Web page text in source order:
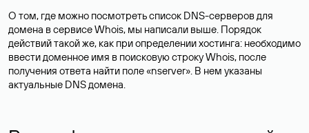
О том, где можно посмотреть список DNS-серверов для
домена в сервисе Whois, мы написали выше. Порядок
действий такой же, как при определении хостинга: необходимо
ввести доменное имя в поисковую строку Whois, после
получения ответа найти поле «nserver». В нем указаны
актуальные DNS домена.